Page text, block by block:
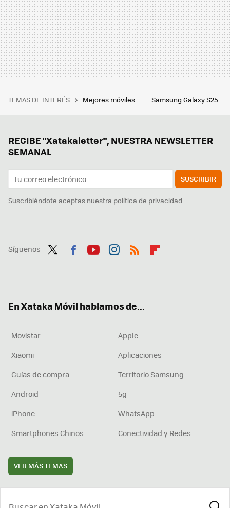
TEMAS DE INTERÉS Mejores móviles Samsung Galaxy S25
RECIBE "Xatakaletter", NUESTRA NEWSLETTER
SEMANAL
SUSCRIBIR
Suscribiéndote aceptas nuestra política de privacidad
Síguenos
En Xataka Móvil hablamos de...
Movistar
Apple
Xiaomi
Aplicaciones
Guías de compra
Territorio Samsung
Android
5g
iPhone
WhatsApp
Smartphones Chinos
Conectividad y Redes
VER MÁS TEMAS